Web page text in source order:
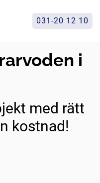
031-20 12 10
i
med rätt
kostnad!